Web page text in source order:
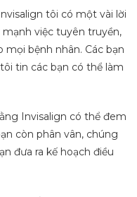
tôi có một vài lời
việc tuyên truyền,
bệnh nhân. Các bạn
tin các bạn có thể làm
Invisalign có thể đem
còn phân vân, chúng
đưa ra kế hoạch điều